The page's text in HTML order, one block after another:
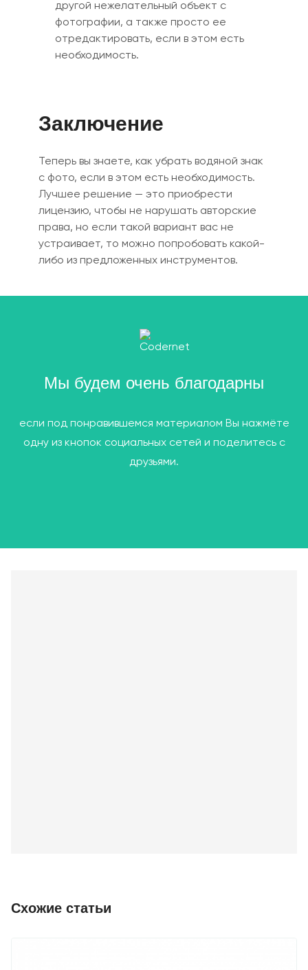
другой нежелательный объект с
фотографии, а также просто ее
отредактировать, если в этом есть
необходимость.
Заключение
Теперь вы знаете, как убрать водяной знак
с фото, если в этом есть необходимость.
Лучшее решение — это приобрести
лицензию, чтобы не нарушать авторские
права, но если такой вариант вас не
устраивает, то можно попробовать какой-
либо из предложенных инструментов.
Мы будем очень благодарны
если под понравившемся материалом Вы нажмёте
одну из кнопок социальных сетей и поделитесь с
друзьями.
Схожие статьи